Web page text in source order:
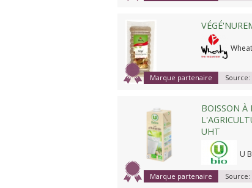
Marque partenaire Source:
BOISSON À
UHT
U
Marque partenaire Source: